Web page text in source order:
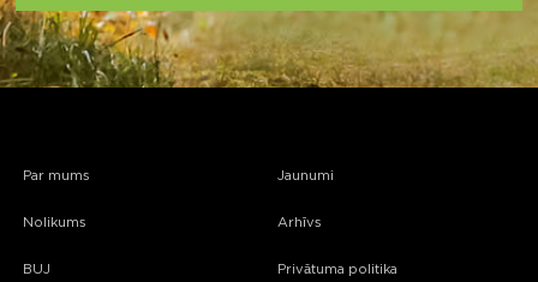
Par mums
Nolikums
BUJ
Jaunumi
Arhīvs
Privātuma politika